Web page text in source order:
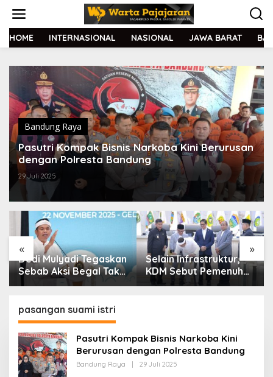
t
HOME INTERNASIONAL NASIONAL JAWA BARAT
Bandung Raya
Pasutri Kompak Bisnis Narkoba Kini Berurusan
dengan Polresta Bandung
29 Juli 2025
« »
Dedi Mulyadi Tegaskan
Sebab Aksi Begal Tak
Boleh Hanya Dikaitkan
Selain Infrastruktur,
KDM Sebut Pemenuhan
Kebutuhan Dasar
pasangan suami istri
Pasutri Kompak Bisnis Narkoba Kini
Berurusan dengan Polresta Bandung
Bandung Raya 29 Juli 2025